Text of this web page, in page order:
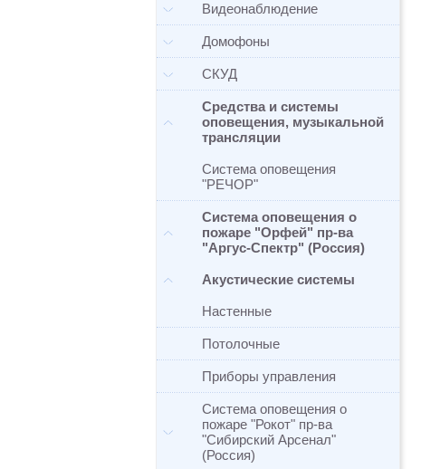
Видеонаблюдение
Домофоны
СКУД
Средства и системы
оповещения, музыкальной
трансляции
Система оповещения
"РЕЧОР"
Система оповещения о
пожаре "Орфей" пр-ва
"Аргус-Спектр" (Россия)
Акустические системы
Настенные
Потолочные
Приборы управления
Система оповещения о
пожаре "Рокот" пр-ва
"Сибирский Арсенал"
(Россия)